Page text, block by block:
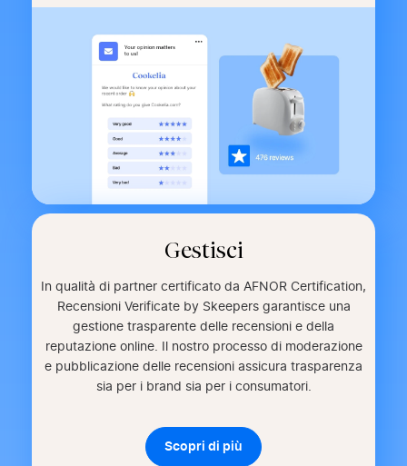
Gestisci
In qualità di partner certificato da AFNOR Certification,
Recensioni Verificate by Skeepers garantisce una
gestione trasparente delle recensioni e della
reputazione online. Il nostro processo di moderazione
e pubblicazione delle recensioni assicura trasparenza
sia per i brand sia per i consumatori.
Scopri di più